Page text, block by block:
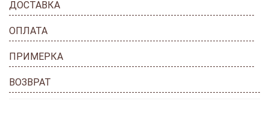
ДОСТАВКА
ОПЛАТА
ПРИМЕРКА
ВОЗВРАТ